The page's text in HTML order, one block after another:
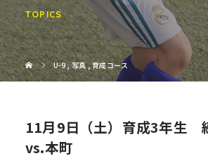
TOPICS
U-9,写真,育成コース
11月9日（土）育成3年生
vs.本町